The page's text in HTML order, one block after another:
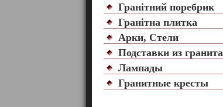
Гранітний поребрик
Гранітна плитка
Арки, Стели
Подставки из гранита
Лампады
Гранитные кресты